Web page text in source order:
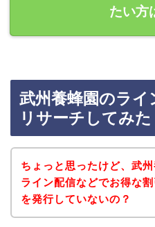
たい方
武州養蜂園のライ
リサーチしてみた
ちょっと思ったけど、武
ライン配信などでお得な
を発行していないの？